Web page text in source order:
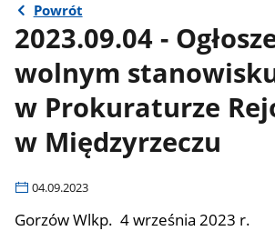
Powrót
2023.09.04 -
wolnym
w Prokuraturze
w Międzyrzeczu
04.09.2023
Gorzów Wlkp. 4 września 2023 r.